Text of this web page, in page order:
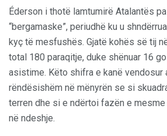
Éderson i thotë lamtumirë Atalantës
“bergamaske”, periudhë ku u
kyç të mesfushës. Gjatë kohës së tij
total 180 paraqitje, duke shënuar 16
asistime. Këto shifra e kanë vendosur
rëndësishëm në mënyrën se si
terren dhe si e ndërtoi fazën e
në ndeshje.